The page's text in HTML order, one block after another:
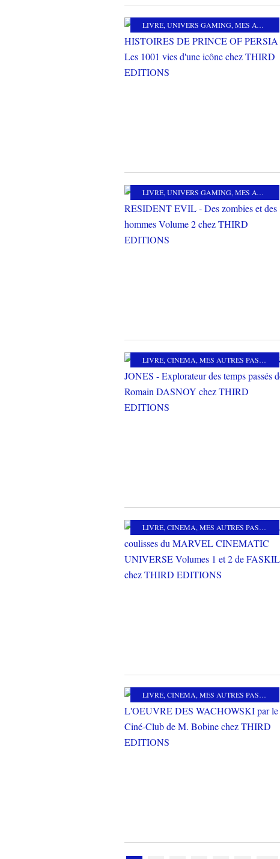
LIVRE, UNIVERS GAMING, MES AUTRES PASSIONS
LIVRE, UNIVERS GAMING, MES AUTRES PASSIONS
LIVRE, CINEMA, MES AUTRES PASSIONS
LIVRE, CINEMA, MES AUTRES PASSIONS
LIVRE, CINEMA, MES AUTRES PASSIONS